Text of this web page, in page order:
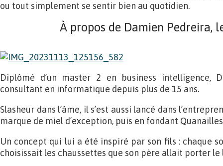
ou tout simplement se sentir bien au quotidien.
À propos de Damien Pedreira,
Diplômé d’un master 2 en business intelligence,
consultant en informatique depuis plus de 15 ans.
Slasheur dans l’âme, il s’est aussi lancé dans
marque de miel d’exception, puis en fondant
Un concept qui lui a été inspiré par son fils : chaque
choisissait les chaussettes que son père allait porter le